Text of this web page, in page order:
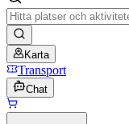
Karta
Transport
Chat